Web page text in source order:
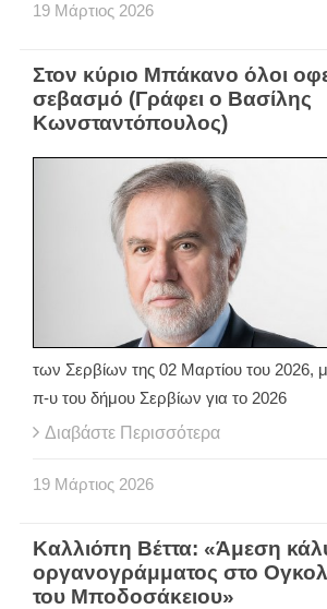
19 Μάρτιος 2026
Στον κύριο Μπάκανο όλοι
σεβασμό (Γράφει ο Βασίλης
Κωνσταντόπουλος)
των Σερβίων της 02 Μαρτίου του 2026,
π-υ του δήμου Σερβίων για το 2026
Διαβάστε Περισσότερα
19 Μάρτιος 2026
Καλλιόπη Βέττα: «Άμεση
οργανογράμματος στο
του Μποδοσάκειου»